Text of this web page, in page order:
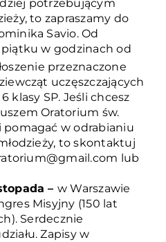
potrzebującym
to zapraszamy do
Savio. Od
piątku w godzinach od
przeznaczone
uczęszczających
klasy SP. Jeśli chcesz
Oratorium św.
pomagać w odrabianiu
to skontaktuj
lub
– w Warszawie
Misyjny (150 lat
Serdecznie
Zapisy w